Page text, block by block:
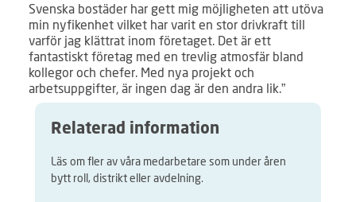
Svenska bostäder har gett mig möjligheten att utöva
min nyfikenhet vilket har varit en stor drivkraft till
varför jag klättrat inom företaget. Det är ett
fantastiskt företag med en trevlig atmosfär bland
kollegor och chefer. Med nya projekt och
arbetsuppgifter, är ingen dag är den andra lik.”
Relaterad information
Läs om fler av våra medarbetare som under åren
bytt roll, distrikt eller avdelning.